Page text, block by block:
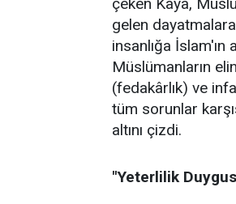
gelen
insanlığa İslam'ın
Müslümanların
(fedakârlık) ve
tüm sorunlar
altını çizdi.
"Yeterlilik